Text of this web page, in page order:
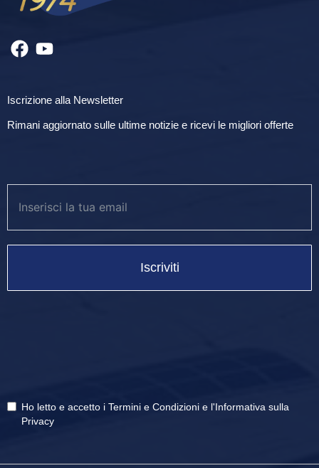
Iscrizione alla Newsletter
Rimani aggiornato sulle ultime notizie e ricevi le migliori offerte
Iscriviti
Ho letto e accetto i Termini e Condizioni e l'Informativa sulla
Privacy